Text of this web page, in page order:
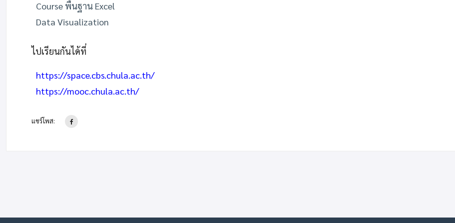
Course พื้นฐาน Excel
Data Visualization
ไปเรียนกันได้ที่
https://space.cbs.chula.ac.th/
https://mooc.chula.ac.th/
แชร์โพส: